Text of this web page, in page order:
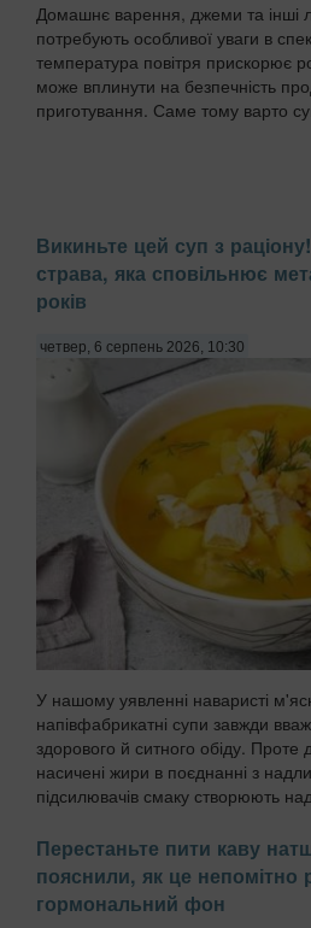
Домашнє варення, джеми та інші
потребують особливої уваги в
температура повітря прискорює
може вплинути на безпечність
приготування. Саме тому варто
Викиньте цей суп з
страва, яка сповільнює
років
четвер, 6 серпень 2026, 10:30
У нашому уявленні наваристі
напівфабрикатні супи завжди
здорового й ситного обіду. Проте
насичені жири в поєднанні з
підсилювачів смаку створюють
Перестаньте пити каву
пояснили, як це непомітно
гормональний фон